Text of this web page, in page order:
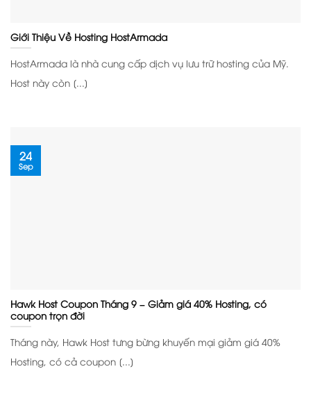
Giới Thiệu Về Hosting HostArmada
HostArmada là nhà cung cấp dịch vụ lưu trữ hosting của Mỹ.
Host này còn [...]
Hawk Host Coupon Tháng 9 – Giảm giá 40% Hosting, có
coupon trọn đời
Tháng này, Hawk Host tưng bừng khuyến mại giảm giá 40%
Hosting, có cả coupon [...]
24
Sep